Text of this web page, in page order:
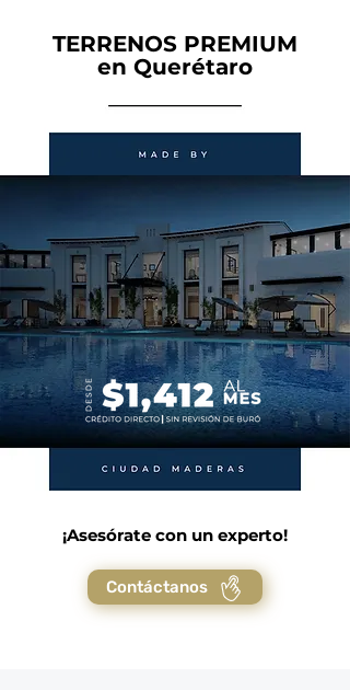
TERRENOS PREMIUM
en Querétaro
Contáctanos
¡Asesórate con un experto!